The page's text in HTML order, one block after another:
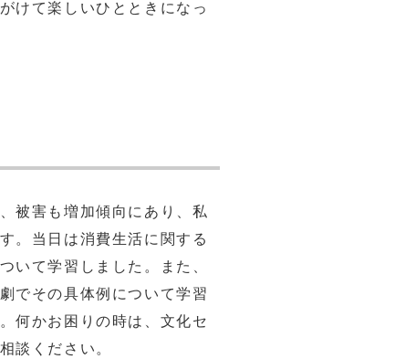
けて楽しいひとときになっ
被害も増加傾向にあり、私
。当日は消費生活に関する
いて学習しました。また、
でその具体例について学習
何かお困りの時は、文化セ
談ください。